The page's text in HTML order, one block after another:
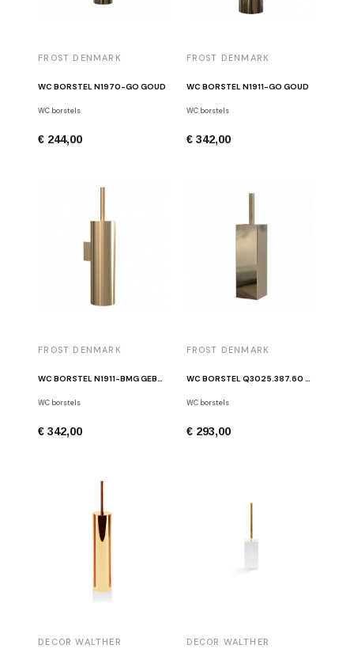
FROST DENMARK
WC BORSTEL N1970-GO GOUD
WC borstels
€ 244,00
FROST DENMARK
WC BORSTEL N1911-GO GOUD
WC borstels
€ 342,00
FROST DENMARK
WC BORSTEL N1911-BMG GEBORSTELD GOUD
WC borstels
€ 342,00
FROST DENMARK
WC BORSTEL Q3025.387.60 GOUD
WC borstels
€ 293,00
DECOR WALTHER DECOR WALTHER